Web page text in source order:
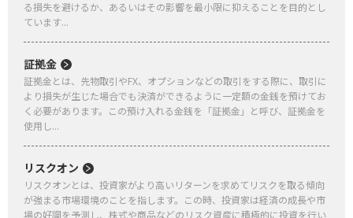
る損失を避けるか、あるいはその影響を最小限に抑えることを目的とし
ています...
証拠金
証拠金とは、先物取引やFX、オプションなどの取引をする際に、取引に
より損失が生じた場合でも決済ができるように一定額の金銭を預けてお
く必要があります。この預け入れる金銭を「証拠金」と呼び、証拠金を
使用し...
リスクオン
リスクオンとは、投資家がより高いリターンを求めてリスクを取る傾向
が強まる市場環境のことを指します。この時、投資家は経済の成長や市
場の好調を予測し、株式や商品などのリスク資産に積極的に投資を行い